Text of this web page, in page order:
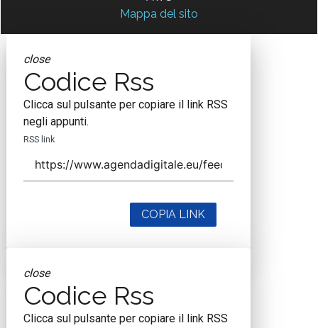
Mappa del sito
close
Codice Rss
Clicca sul pulsante per copiare il link RSS
negli appunti.
RSS link
COPIA LINK
close
Codice Rss
Clicca sul pulsante per copiare il link RSS